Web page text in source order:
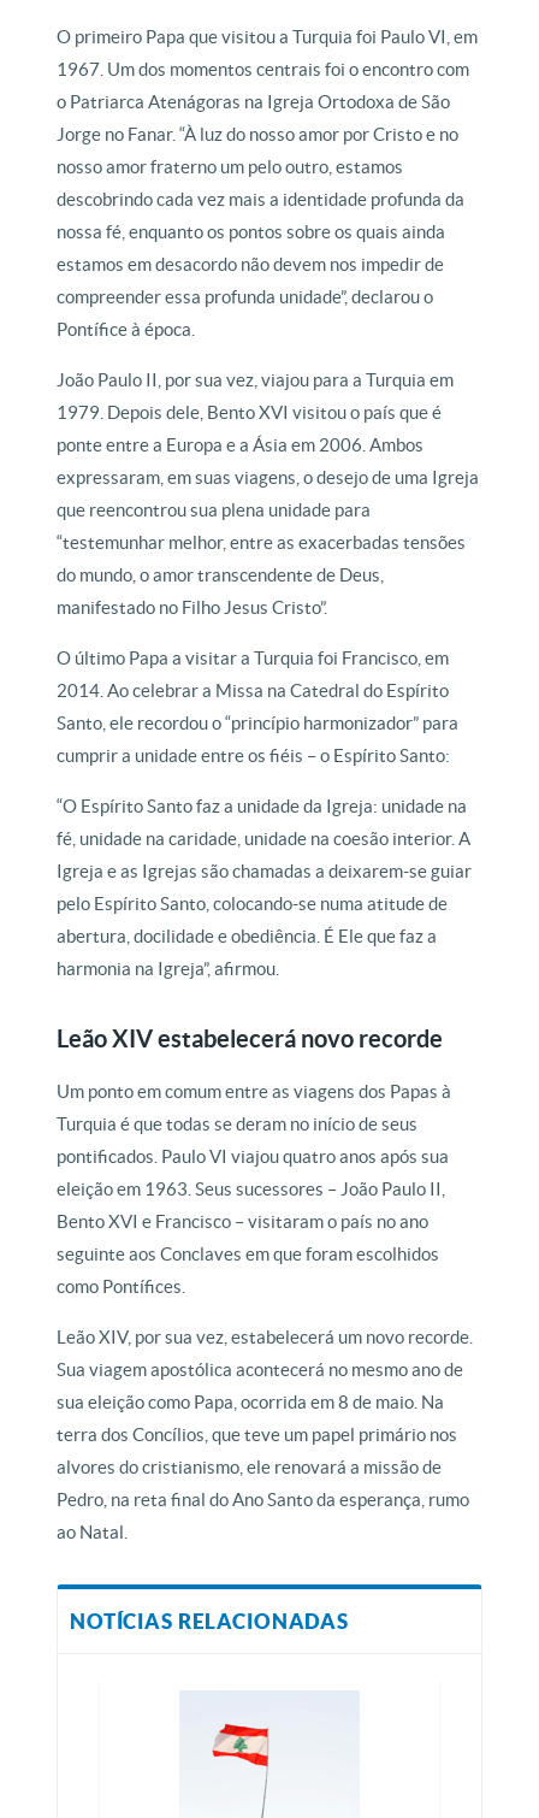
O primeiro Papa que visitou a Turquia foi Paulo VI, em
1967. Um dos momentos centrais foi o encontro com
o Patriarca Atenágoras na Igreja Ortodoxa de São
Jorge no Fanar. “À luz do nosso amor por Cristo e no
nosso amor fraterno um pelo outro, estamos
descobrindo cada vez mais a identidade profunda da
nossa fé, enquanto os pontos sobre os quais ainda
estamos em desacordo não devem nos impedir de
compreender essa profunda unidade”, declarou o
Pontífice à época.
João Paulo II, por sua vez, viajou para a Turquia em
1979. Depois dele, Bento XVI visitou o país que é
ponte entre a Europa e a Ásia em 2006. Ambos
expressaram, em suas viagens, o desejo de uma Igreja
que reencontrou sua plena unidade para
“testemunhar melhor, entre as exacerbadas tensões
do mundo, o amor transcendente de Deus,
manifestado no Filho Jesus Cristo”.
O último Papa a visitar a Turquia foi Francisco, em
2014. Ao celebrar a Missa na Catedral do Espírito
Santo, ele recordou o “princípio harmonizador” para
cumprir a unidade entre os fiéis – o Espírito Santo:
“O Espírito Santo faz a unidade da Igreja: unidade na
fé, unidade na caridade, unidade na coesão interior. A
Igreja e as Igrejas são chamadas a deixarem-se guiar
pelo Espírito Santo, colocando-se numa atitude de
abertura, docilidade e obediência. É Ele que faz a
harmonia na Igreja”, afirmou.
Leão XIV estabelecerá novo recorde
Um ponto em comum entre as viagens dos Papas à
Turquia é que todas se deram no início de seus
pontificados. Paulo VI viajou quatro anos após sua
eleição em 1963. Seus sucessores – João Paulo II,
Bento XVI e Francisco – visitaram o país no ano
seguinte aos Conclaves em que foram escolhidos
como Pontífices.
Leão XIV, por sua vez, estabelecerá um novo recorde.
Sua viagem apostólica acontecerá no mesmo ano de
sua eleição como Papa, ocorrida em 8 de maio. Na
terra dos Concílios, que teve um papel primário nos
alvores do cristianismo, ele renovará a missão de
Pedro, na reta final do Ano Santo da esperança, rumo
ao Natal.
NOTÍCIAS RELACIONADAS